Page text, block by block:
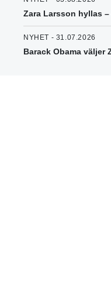
Zara Larsson hyllas
NYHET - 31.07.2026
Barack Obama väljer